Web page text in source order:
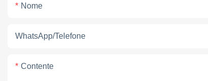
Nome
WhatsApp/telefone
Contente